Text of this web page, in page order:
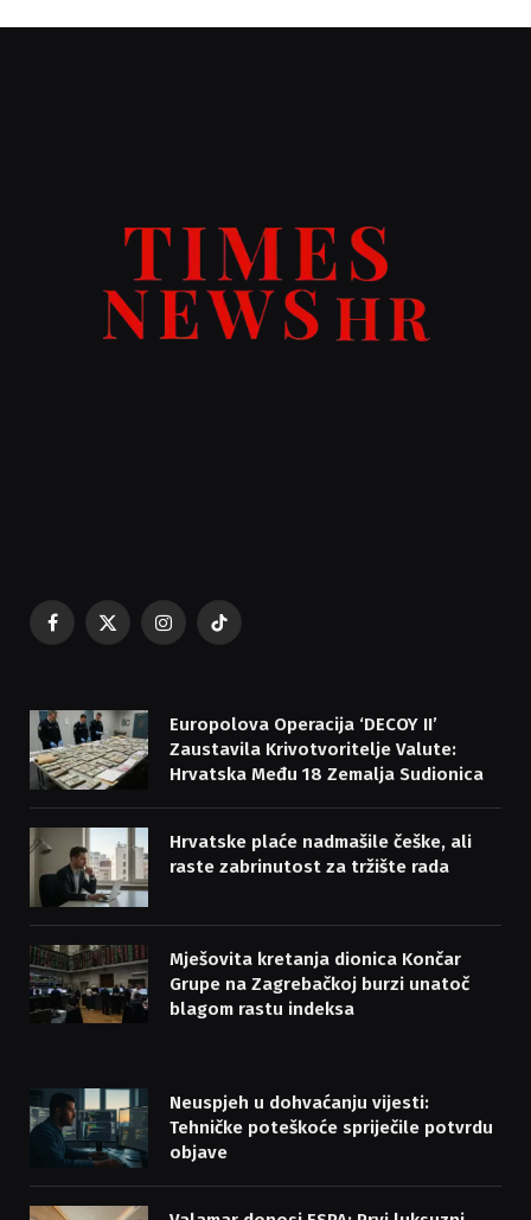
Facebook
X
Instagram
TikTok
Europolova Operacija ‘DECOY II’
Zaustavila Krivotvoritelje Valute:
Hrvatska Među 18 Zemalja Sudionica
Hrvatske plaće nadmašile češke, ali
raste zabrinutost za tržište rada
Mješovita kretanja dionica Končar
Grupe na Zagrebačkoj burzi unatoč
blagom rastu indeksa
Neuspjeh u dohvaćanju vijesti:
Tehničke poteškoće spriječile potvrdu
objave